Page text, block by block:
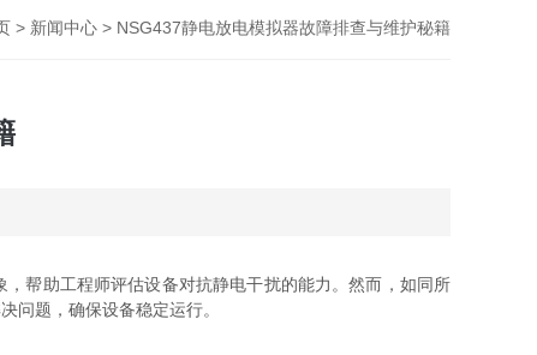
> 新闻中心 > NSG437静电放电模拟器故障排查与维护秘籍
帮助工程师评估设备对抗静电干扰的能力。然而，如同所
问题，确保设备稳定运行。